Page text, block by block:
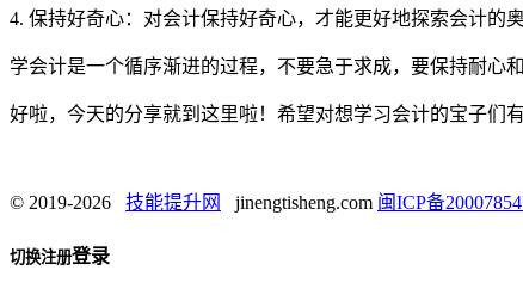
4. 保持好奇心：对会计保持好奇心，才能更好地探索会计的奥
学会计是一个循序渐进的过程，不要急于求成，要保持耐心
好啦，今天的分享就到这里啦！希望对想学习会计的宝子们
© 2019-2026 技能提升网 jinengtisheng.com 闽ICP备
切换注册登录